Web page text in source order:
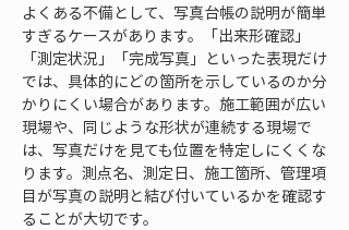
よくある不備として、写真台帳の説明が簡単
すぎるケースがあります。「出来形確認」
「測定状況」「完成写真」といった表現だけ
では、具体的にどの箇所を示しているのか分
かりにくい場合があります。施工範囲が広い
現場や、同じような形状が連続する現場で
は、写真だけを見ても位置を特定しにくくな
ります。測点名、測定日、施工箇所、管理項
目が写真の説明と結び付いているかを確認す
ることが大切です。